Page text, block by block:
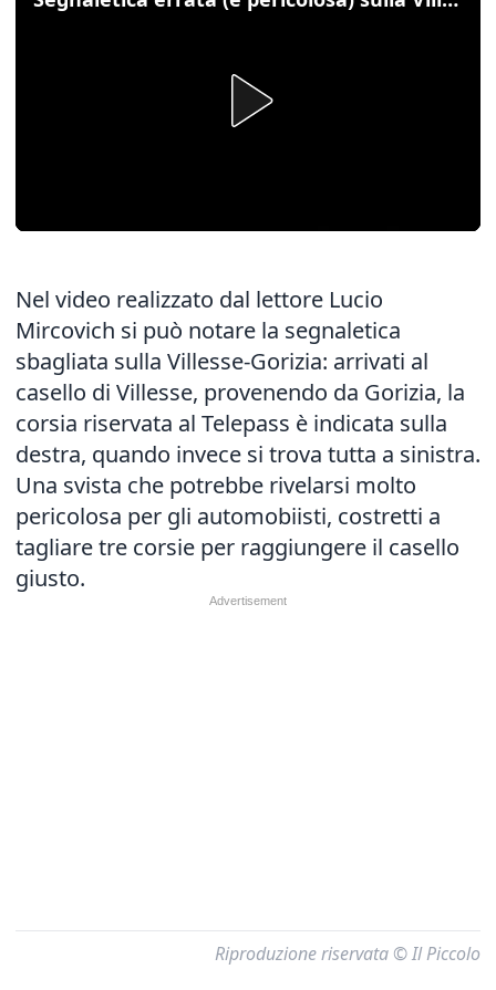
Nel video realizzato dal lettore Lucio
Mircovich si può notare la segnaletica
sbagliata sulla Villesse-Gorizia: arrivati al
casello di Villesse, provenendo da Gorizia, la
corsia riservata al Telepass è indicata sulla
destra, quando invece si trova tutta a sinistra.
Una svista che potrebbe rivelarsi molto
pericolosa per gli automobiisti, costretti a
tagliare tre corsie per raggiungere il casello
giusto.
Riproduzione riservata © Il Piccolo